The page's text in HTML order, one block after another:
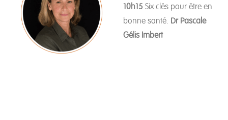
10h15 Six clés pour être en
bonne santé. Dr Pascale
Gélis Imbert